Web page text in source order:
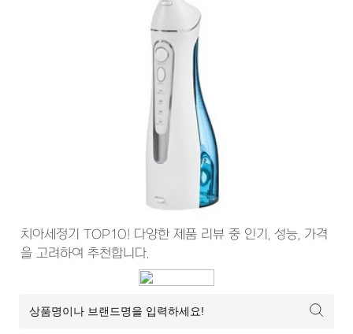
치아세정기 TOP10! 다양한 제품 리뷰 중 인기, 성능, 가격
을 고려하여 추천합니다.